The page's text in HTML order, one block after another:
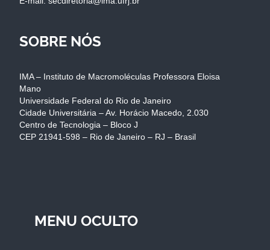
SOBRE NÓS
IMA – Instituto de Macromoléculas Professora Eloisa
Mano
Universidade Federal do Rio de Janeiro
Cidade Universitária – Av. Horácio Macedo, 2.030
Centro de Tecnologia – Bloco J
CEP 21941-598 – Rio de Janeiro – RJ – Brasil
MENU OCULTO